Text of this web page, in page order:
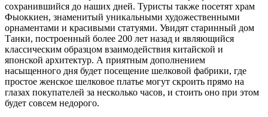
сохранившийся до наших дней. Туристы также посетят храм
Фыоккиен, знаменитый уникальными художественными
орнаментами и красивыми статуями. Увидят старинный дом
Танки, построенный более 200 лет назад и являющийся
классическим образцом взаимодействия китайской и
японской архитектур. А приятным дополнением
насыщенного дня будет посещение шелковой фабрики, где
простое женское шелковое платье могут скроить прямо на
глазах покупателей за несколько часов, и стоить оно при этом
будет совсем недорого.